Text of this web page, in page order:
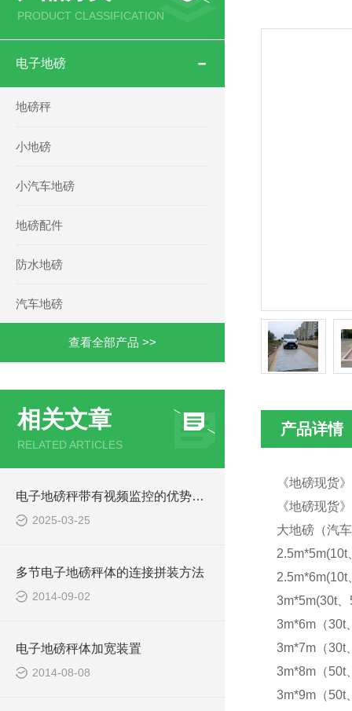
PRODUCT CLASSIFICATION
电子地磅
地磅秤
小地磅
小汽车地磅
地磅配件
防水地磅
汽车地磅
查看全部产品 >>
相关文章
RELATED ARTICLES
电子地磅秤带有视频监控的优势和重要性
2025-03-25
多节电子地磅秤体的连接拼装方法
2014-09-02
电子地磅秤体加宽装置
2014-08-08
产品详情
《地磅现货
《地磅现货
大地磅（汽
2.5m*5m(10t
2.5m*6m(10t
3m*5m(30t、
3m*6m（30t
3m*7m（30t
3m*8m（50t
3m*9m（50t